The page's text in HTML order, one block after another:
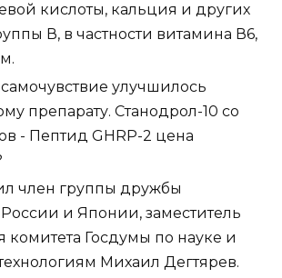
кислоты, кальция и других
В, в частности витамина В6,
улучшилось
препарату. Станодрол-10 со
- Пептид GHRP-2 цена
член группы дружбы
и Японии, заместитель
комитета Госдумы по науке и
Михаил Дегтярев.